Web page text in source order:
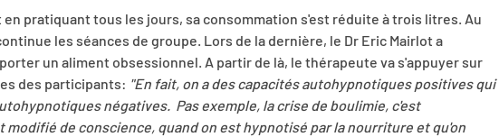
pratiquant tous les jours, sa consommation s'est réduite à trois litres. Au
les séances de groupe. Lors de la dernière, le Dr Eric Mairlot a
un aliment obsessionnel. A partir de là, le thérapeute va s'appuyer sur
des participants: "En fait, on a des capacités autohypnotiques positives qui
négatives. Pas exemple, la crise de boulimie, c'est
de conscience, quand on est hypnotisé par la nourriture et qu'on